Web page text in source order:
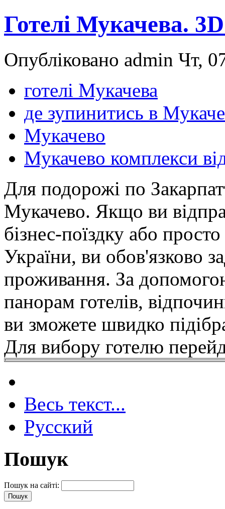
Готелі Мукачева.
Опубліковано admin Чт,
готелі Мукачева
де зупинитись в
Мукачево
Мукачево комплекси
Для подорожі по
Мукачево. Якщо ви
бізнес-поїздку або
України, ви обов'язково
проживання. За
панорам готелів,
ви зможете швидко
Для вибору готелю
Весь текст...
Русский
Пошук
Пошук на сайті: